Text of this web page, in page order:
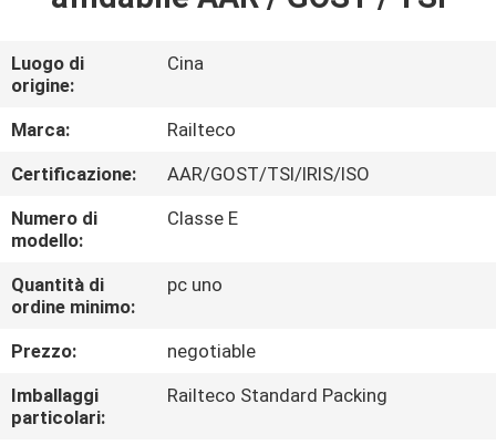
NOI
GIRO
DELLA
FABBRICA
CONTROLLO
DI
QUALITÀ
CONTATTICI
Luogo di
origine:
Cina
Marca:
Railteco
Certificazione:
AAR/GOST/TSI/IRIS/ISO
Numero di
modello:
Classe E
Quantità di
ordine minimo:
pc uno
Prezzo:
negotiable
Imballaggi
particolari:
Railteco Standard Packing